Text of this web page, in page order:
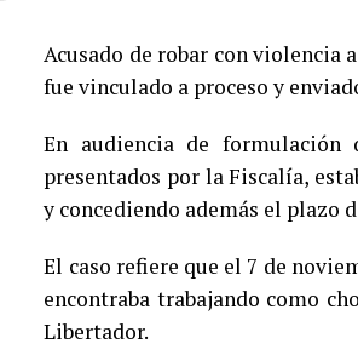
Acusado de robar con violencia
fue vinculado a proceso y
En audiencia de formulación
presentados por la Fiscalía,
y concediendo además el plazo
El caso refiere que el 7 de
encontraba trabajando como
Libertador.